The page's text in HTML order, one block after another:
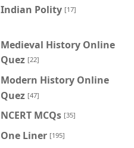
Indian Polity [17]
Medieval History Online
Quez [22]
Modern History Online
Quez [47]
NCERT MCQs [35]
One Liner [195]